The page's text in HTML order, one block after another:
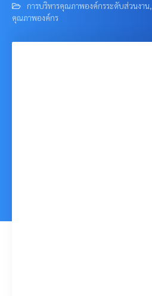
การบริหารคุณภาพองค์กรระดับส่วนงาน,
คุณภาพองค์กร